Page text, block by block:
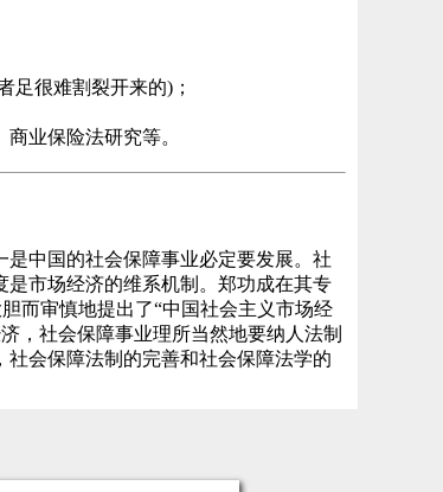
足很难割裂开来的)；
业保险法研究等。
中国的社会保障事业必定要发展。社
市场经济的维系机制。郑功成在其专
而审慎地提出了“中国社会主义市场经
，社会保障事业理所当然地要纳人法制
会保障法制的完善和社会保障法学的